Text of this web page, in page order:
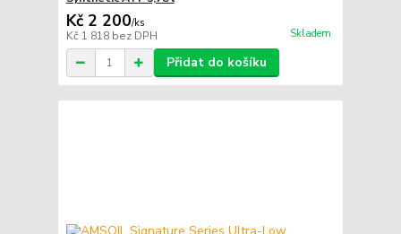
Kč 2 200/ks
Kč 1 818 bez DPH Skladem
Přidat do košíku